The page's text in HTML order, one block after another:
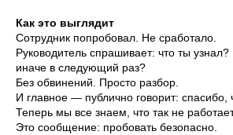
Как это выглядит
Сотрудник попробовал. Не сработало.
Руководитель спрашивает: что ты
иначе в следующий раз?
Без обвинений. Просто разбор.
И главное — публично говорит: спасибо,
Теперь мы все знаем, что так не
Это сообщение: пробовать безопасно.